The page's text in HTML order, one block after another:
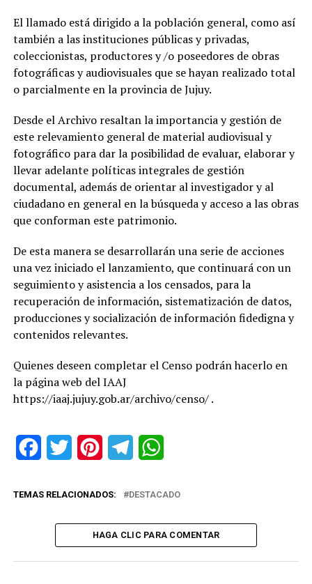
El llamado está dirigido a la población general, como así
también a las instituciones públicas y privadas,
coleccionistas, productores y /o poseedores de obras
fotográficas y audiovisuales que se hayan realizado total
o parcialmente en la provincia de Jujuy.
Desde el Archivo resaltan la importancia y gestión de
este relevamiento general de material audiovisual y
fotográfico para dar la posibilidad de evaluar, elaborar y
llevar adelante políticas integrales de gestión
documental, además de orientar al investigador y al
ciudadano en general en la búsqueda y acceso a las obras
que conforman este patrimonio.
De esta manera se desarrollarán una serie de acciones
una vez iniciado el lanzamiento, que continuará con un
seguimiento y asistencia a los censados, para la
recuperación de información, sistematización de datos,
producciones y socialización de información fidedigna y
contenidos relevantes.
Quienes deseen completar el Censo podrán hacerlo en
la página web del IAAJ
https://iaaj.jujuy.gob.ar/archivo/censo/ .
FacebookTwitter PinterestTelegram
TEMAS RELACIONADOS: DESTACADO
HAGA CLIC PARA COMENTAR